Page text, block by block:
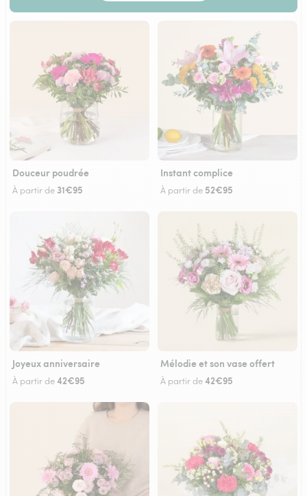
Douceur poudrée
À partir de 31€95
Instant complice
À partir de 52€95
Joyeux anniversaire
À partir de42€95
Mélodie et son vase offert
À partir de42€95